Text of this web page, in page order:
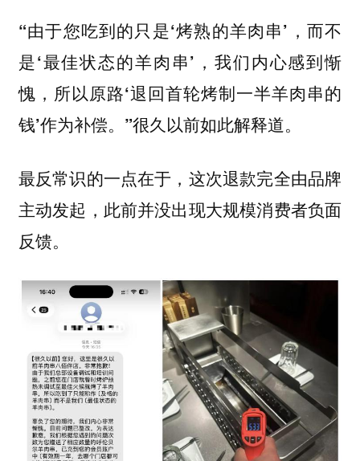
“由于您吃到的只是‘烤熟的羊肉串’，而不
是‘最佳状态的羊肉串’，我们内心感到惭
愧，所以原路‘退回首轮烤制一半羊肉串的
钱’作为补偿。”很久以前如此解释道。
最反常识的一点在于， 这次退款完全由品牌
主动发起，此前并没出现大规模消费者负面
反馈。